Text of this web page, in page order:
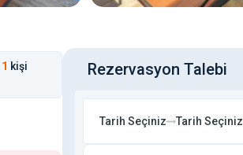
1 kişi Rezervasyon Talebi
Tarih Seçiniz Tarih Seçiniz